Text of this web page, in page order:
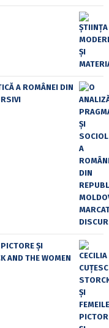
A ROMÂNEI DIN
ŞI
AND THE WOMEN